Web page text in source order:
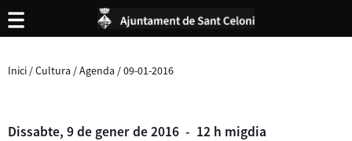
Inici /Cultura /Agenda /09-01-2016
Dissabte, 9de generde2016 - 12 h migdia